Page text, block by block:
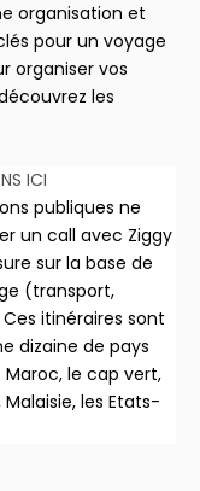
organisation et
pour un voyage
organiser vos
les
ICI
publiques ne
un call avec Ziggy
sur la base de
(transport,
itinéraires sont
dizaine de pays
Maroc, le cap vert,
Malaisie, les Etats-